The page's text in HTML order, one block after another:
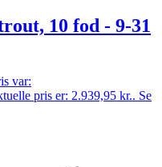
10 fod - 9-31
var:
pris er: 2.939,95 kr.. Se